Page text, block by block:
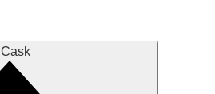
Cask